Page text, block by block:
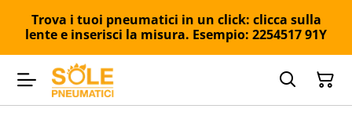
Trova i tuoi pneumatici in un click: clicca sulla
lente e inserisci la misura. Esempio: 2254517 91Y